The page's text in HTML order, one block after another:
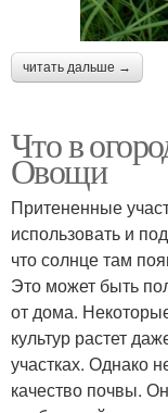
читать дальше →
Что в
Овощи
Притененные
использовать и
что солнце там
Это может быть
от дома.
культур растет
участках. Однако
качество почвы.